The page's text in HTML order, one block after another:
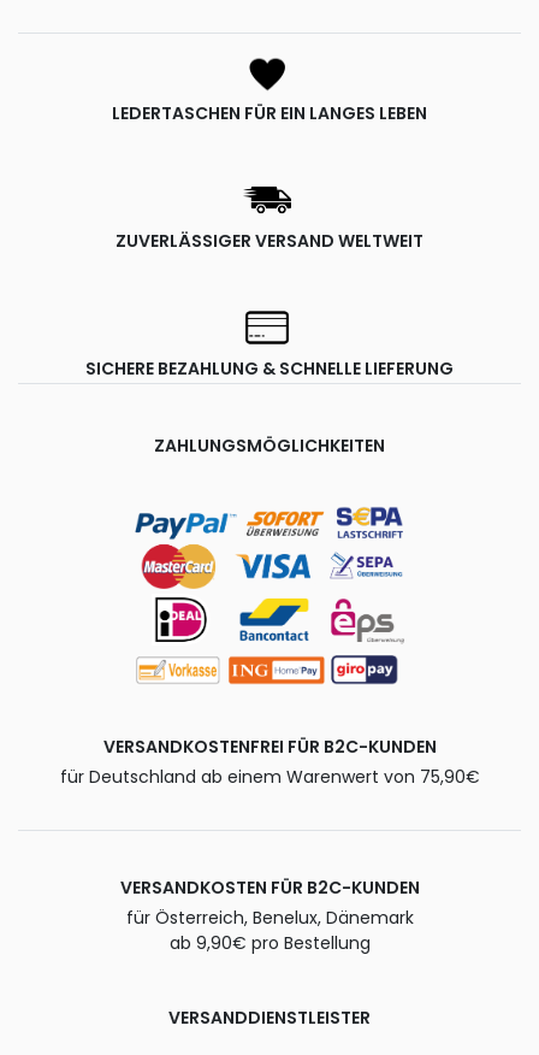
LEDERTASCHEN FÜR EIN LANGES LEBEN
ZUVERLÄSSIGER VERSAND WELTWEIT
SICHERE BEZAHLUNG & SCHNELLE LIEFERUNG
ZAHLUNGSMÖGLICHKEITEN
VERSANDKOSTENFREI FÜR B2C-KUNDEN
für Deutschland ab einem Warenwert von 75,90€
VERSANDKOSTEN FÜR B2C-KUNDEN
für Österreich, Benelux, Dänemark
ab 9,90€ pro Bestellung
VERSANDDIENSTLEISTER